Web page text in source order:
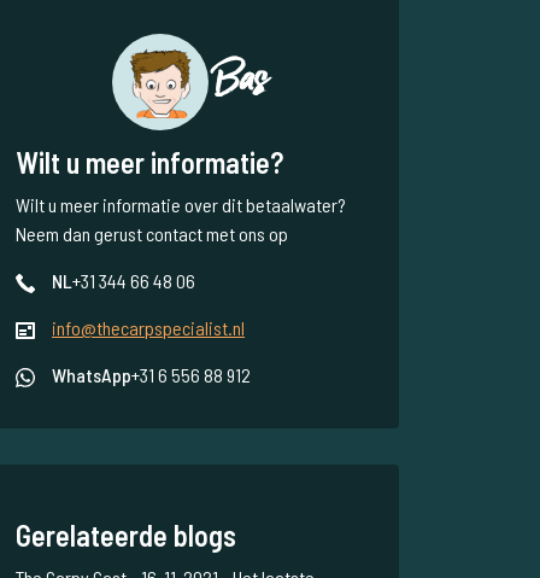
Bas
Wilt u meer informatie?
Wilt u meer informatie over dit betaalwater?
Neem dan gerust contact met ons op
NL+31 344 66 48 06
info@thecarpspecialist.nl
WhatsApp+31 6 556 88 912
Gerelateerde blogs